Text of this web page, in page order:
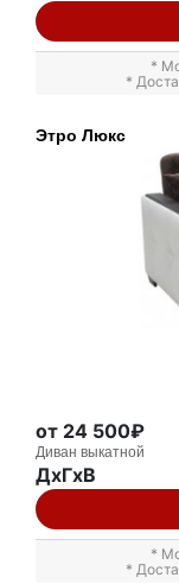
*
*
Этро Люкс
от 24 500₽
Диван выкатной
ДxГxВ
*
*